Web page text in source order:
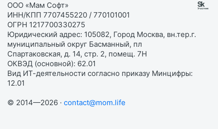
ООО «Мам Софт»
ИНН/КПП 7707455220 / 770101001
ОГРН 1217700330275
Юридический адрес: 105082, Город Москва, вн.тер.г.
муниципальный округ Басманный, пл
Спартаковская, д. 14, стр. 2, помещ. 7Н
ОКВЭД (основной): 62.01
Вид ИТ-деятельности согласно приказу Минцифры:
12.01
© 2014—2026 · contact@mom.life